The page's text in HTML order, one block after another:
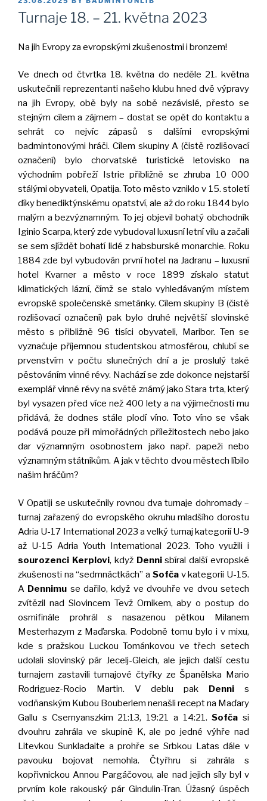
ON
Turnaje 18. – 21. května 2023
Na jih Evropy za evropskými zkušenostmi i bronzem!
Ve dnech od čtvrtka 18. května do neděle 21. května
uskutečnili reprezentanti našeho klubu hned dvě výpravy
na jih Evropy, obě byly na sobě nezávislé, přesto se
stejným cílem a zájmem – dostat se opět do kontaktu a
sehrát co nejvíc zápasů s dalšími evropskými
badmintonovými hráči. Cílem skupiny A (čistě rozlišovací
označení) bylo chorvatské turistické letovisko na
východním pobřeží Istrie přibližně se zhruba 10 000
stálými obyvateli, Opatija. Toto město vzniklo v 15. století
díky benediktýnskému opatství, ale až do roku 1844 bylo
malým a bezvýznamným. To jej objevil bohatý obchodník
Iginio Scarpa, který zde vybudoval luxusní letní vilu a začali
se sem sjíždět bohatí lidé z habsburské monarchie. Roku
1884 zde byl vybudován první hotel na Jadranu – luxusní
hotel Kvarner a město v roce 1899 získalo statut
klimatických lázní, čímž se stalo vyhledávaným místem
evropské společenské smetánky. Cílem skupiny B (čistě
rozlišovací označení) pak bylo druhé největší slovinské
město s přibližně 96 tisíci obyvateli, Maribor. Ten se
vyznačuje příjemnou studentskou atmosférou, chlubí se
prvenstvím v počtu slunečných dní a je proslulý také
pěstováním vinné révy. Nachází se zde dokonce nejstarší
exemplář vinné révy na světě známý jako Stara trta, který
byl vysazen před více než 400 lety a na výjimečnosti mu
přidává, že dodnes stále plodí víno. Toto víno se však
podává pouze při mimořádných příležitostech nebo jako
dar významným osobnostem jako např. papeži nebo
významným státníkům. A jak v těchto dvou městech líbilo
našim hráčům?
V Opatiji se uskutečnily rovnou dva turnaje dohromady –
turnaj zařazený do evropského okruhu mladšího dorostu
Adria U-17 International 2023 a velký turnaj kategorií U-9
až U-15 Adria Youth International 2023. Toho využili i
sourozenci Kerplovi, když Dennisbíral další evropské
zkušenosti na “sedmnáctkách” a Sofča v kategorii U-15.
A Dennimu se dařilo, když ve dvouhře ve dvou setech
zvítězil nad Slovincem Tevž Ornikem, aby o postup do
osmifinále prohrál s nasazenou pětkou Milanem
Mesterhazym z Maďarska. Podobně tomu bylo i v mixu,
kde s pražskou Luckou Tománkovou ve třech setech
udolali slovinský pár Jecelj-Gleich, ale jejich další cestu
turnajem zastavili turnajové čtyřky ze Španělska Mario
Rodriguez-Rocio Martin. V deblu pak Dennis
vodňanským Kubou Bouberlem nenašli recept na Maďary
Gallu s Csernyanszkim 21:13, 19:21 a 14:21.Sofča si
dvouhru zahrála ve skupině K, ale po jedné výhře nad
Litevkou Sunkladaite a prohře se Srbkou Latas dále v
pavouku bojovat nemohla. Čtyřhru si zahrála s
kopřivnickou Annou Pargáčovou, ale nad jejich síly byl v
prvním kole rakouský pár Gindulin-Tran. Úžasný úspěch